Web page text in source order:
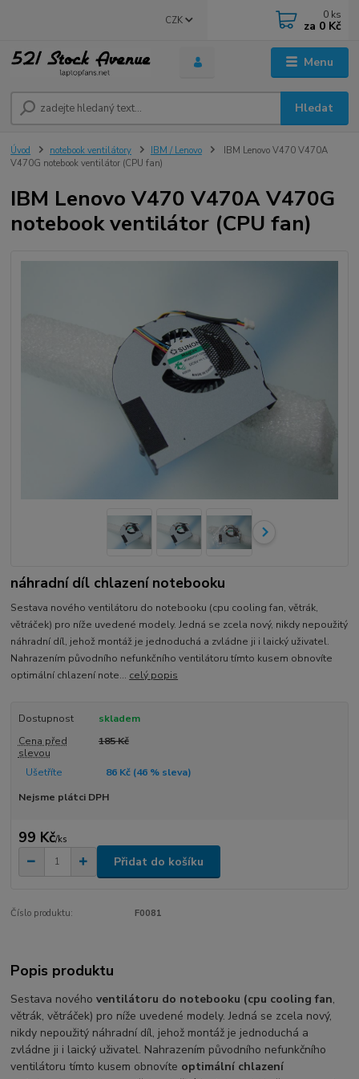
Menu
CZK
Hledat
0 ks
za 0 Kč
Úvod notebook ventilátory IBM / Lenovo
IBM Lenovo V470 V470A
V470G notebook ventilátor (CPU fan)
IBM Lenovo V470 V470A V470G
notebook ventilátor (CPU fan)
náhradní díl chlazení notebooku
Sestava nového ventilátoru do notebooku (cpu cooling fan, větrák,
větráček) pro níže uvedené modely. Jedná se zcela nový, nikdy nepoužitý
náhradní díl, jehož montáž je jednoduchá a zvládne ji i laický uživatel.
Nahrazením původního nefunkčního ventilátoru tímto kusem obnovíte
optimální chlazení note... celý popis
Dostupnost
skladem
Cena před
slevou
185 Kč
Ušetříte 86 Kč (46% sleva)
Nejsme plátci DPH
99 Kč/ks
Přidat do košíku
Číslo produktu: F0081
Popis produktu
Sestava novéhoventilátoru do notebooku (cpu cooling fan,
větrák, větráček) pro níže uvedené modely. Jedná se zcela nový,
nikdy nepoužitý náhradní díl, jehož montáž je jednoduchá a
zvládne ji i laický uživatel. Nahrazením původního nefunkčního
ventilátoru tímto kusem obnovíte optimální chlazení